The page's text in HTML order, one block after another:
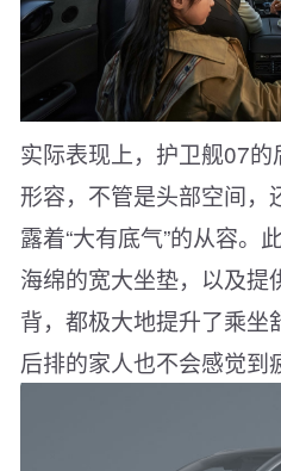
实际表现上，护卫舰07的
形容，不管是头部空间，
露着“大有底气”的从容。
海绵的宽大坐垫，以及提
背，都极大地提升了乘坐
后排的家人也不会感觉到